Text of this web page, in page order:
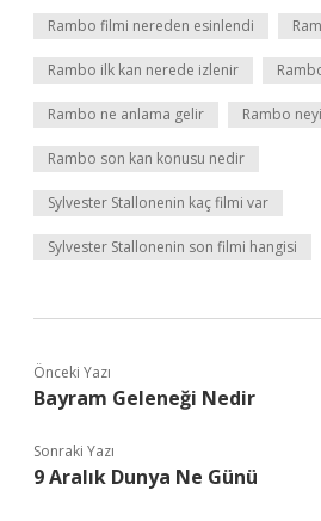
Rambo filmi nereden esinlendi
Rambo ilk kan nerede izlenir
Rambo ne anlama gelir Rambo
Rambo son kan konusu nedir
Sylvester Stallonenin kaç filmi var
Sylvester Stallonenin son filmi hangisi
Önceki Yazı
Bayram Geleneği Nedir
Sonraki Yazı
9 Aralık Dunya Ne Günü